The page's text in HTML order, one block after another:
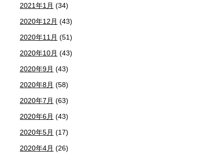
2021年1月 (34)
2020年12月 (43)
2020年11月 (51)
2020年10月 (43)
2020年9月 (43)
2020年8月 (58)
2020年7月 (63)
2020年6月 (43)
2020年5月 (17)
2020年4月 (26)